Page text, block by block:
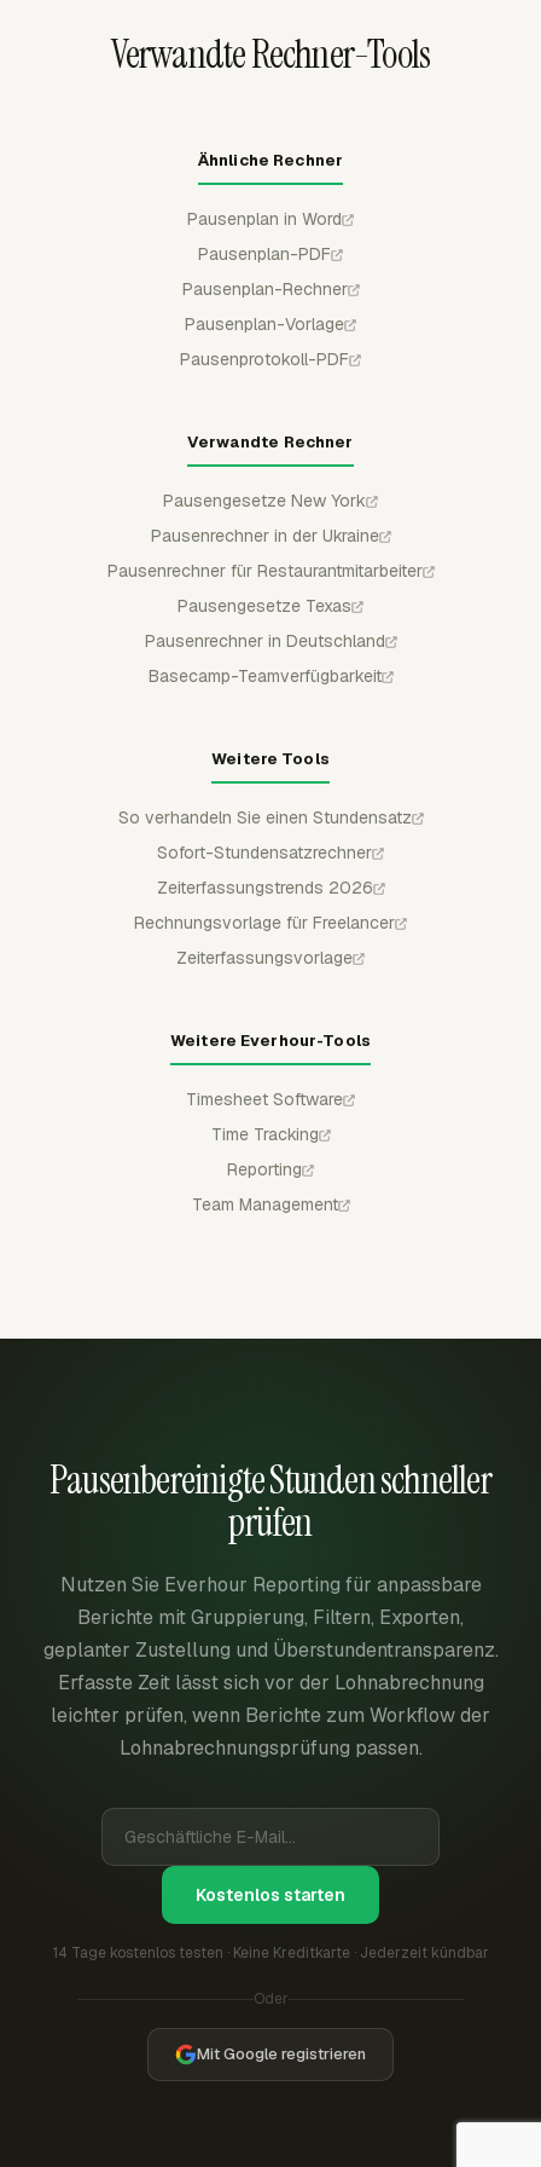
prüfen, bevor sie diese Aufzeichnungen für die
Verwandte Rechner-Tools
Ähnliche Rechner
Pausenplan in Word
Pausenplan-PDF
Pausenplan-Rechner
Pausenplan-Vorlage
Pausenprotokoll-PDF
Verwandte Rechner
Pausengesetze New York
Pausenrechner in der Ukraine
Pausenrechner für Restaurantmitarbeiter
Pausengesetze Texas
Pausenrechner in Deutschland
Basecamp-Teamverfügbarkeit
Weitere Tools
So verhandeln Sie einen Stundensatz
Sofort-Stundensatzrechner
Zeiterfassungstrends 2026
Rechnungsvorlage für Freelancer
Zeiterfassungsvorlage
Weitere Everhour-Tools
Timesheet Software
Time Tracking
Reporting
Team Management
Pausenbereinigte Stunden schneller
prüfen
Nutzen Sie Everhour Reporting für anpassbare
Berichte mit Gruppierung, Filtern, Exporten,
geplanter Zustellung und Überstundentransparenz.
Erfasste Zeit lässt sich vor der Lohnabrechnung
leichter prüfen, wenn Berichte zum Workflow der
Lohnabrechnungsprüfung passen.
Kostenlos starten
14 Tage kostenlos testen · Keine Kreditkarte · Jederzeit kündbar
Oder
Mit Google registrieren